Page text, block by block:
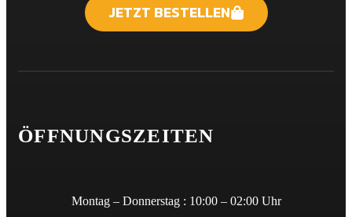
JETZT BESTELLEN
ÖFFNUNGSZEITEN
Montag – Donnerstag : 10:00 – 02:00 Uhr